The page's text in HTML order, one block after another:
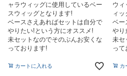
ャラウィッグに使用しているベー
スウィッグとなります!
ベースさえあればセットは自分で
やりたい!という方にオススメ!
未セットなのでそのぶんお安くな
っております!
カートに入れる
ウィ
ィ
ベー
やり
未セ
って
カ